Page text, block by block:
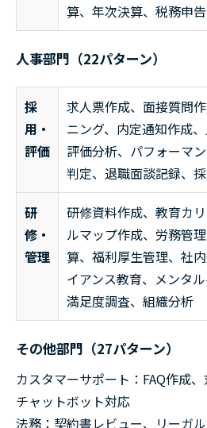
算、年次決算、税務申告
人事部門（22パターン）
採
用・
評価
求人票作成、面接質問
ニング、内定通知作成
評価分析、パフォーマ
判定、退職面談記録、
研
修・
管理
研修資料作成、教育カ
ルマップ作成、労務管
算、福利厚生管理、社
イアンス教育、メンタ
満足度調査、組織分析
その他部門（27パターン）
カスタマーサポート：FAQ作成、
チャットボット対応
法務：契約書レビュー、リーガ